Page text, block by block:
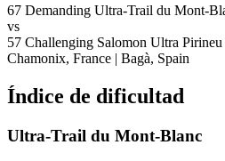
67 Demanding Ultra-Trail du Mont-
vs
57 Challenging Salomon Ultra Pirineu
Chamonix, France | Bagà, Spain
Índice de dificultad
Ultra-Trail du Mont-Blanc